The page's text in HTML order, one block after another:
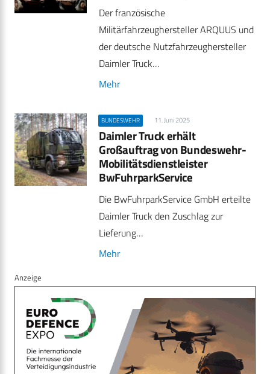
Der französische
Militärfahrzeughersteller ARQUUS und
der deutsche Nutzfahrzeughersteller
Daimler Truck…
Mehr
BUNDESWEHR 11. Juni 2025
Daimler Truck erhält
Großauftrag von Bundeswehr-
Mobilitätsdienstleister
BwFuhrparkService
Die BwFuhrparkService GmbH erteilte
Daimler Truck den Zuschlag zur
Lieferung…
Mehr
Anzeige